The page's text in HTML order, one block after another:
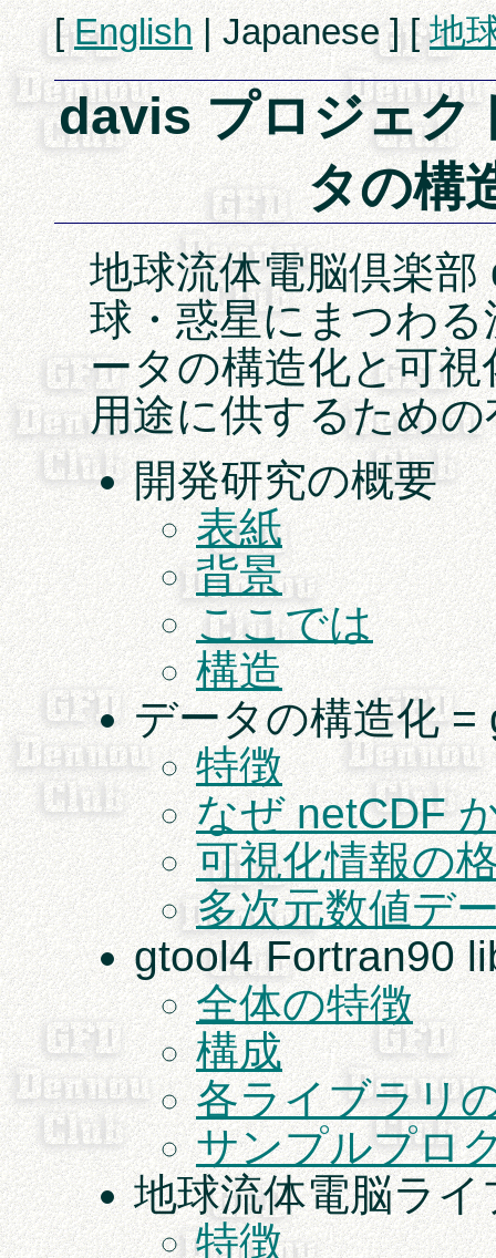
[English| Japanese ] [地
davis プロジェク
タの構
地球流体電脳倶楽
球・惑星にまつわ
ータの構造化と可
用途に供するため
開発研究の概要
表紙
背景
ここでは
構造
データの構造化 =
特徴
なぜ netCDF
可視化情報の
多次元数値デ
gtool4 Fortran90
全体の特徴
構成
各ライブラリ
サンプルプロ
地球流体電脳ラ
特徴